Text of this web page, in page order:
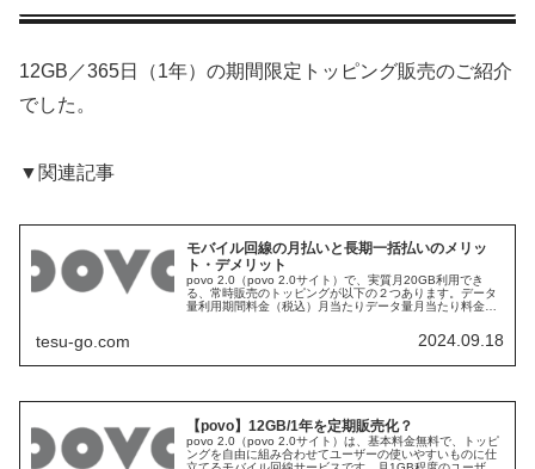
12GB／365日（1年）の期間限定トッピング販売のご紹介
でした。
▼関連記事
モバイル回線の月払いと長期一括払いのメリッ
ト・デメリット
povo 2.0（povo 2.0サイト）で、実質月20GB利用でき
る、常時販売のトッピングが以下の２つあります。データ
量利用期間料金（税込）月当たりデータ量月当たり料金
tesu-go.com 2024.09.18
【povo】12GB/1年を定期販売化？
povo 2.0（povo 2.0サイト）は、基本料金無料で、トッピ
ングを自由に組み合わせてユーザーの使いやすいものに仕